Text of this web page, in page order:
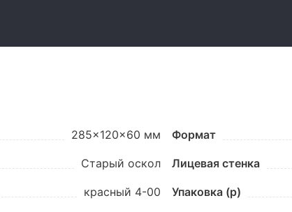
285x120x60 мм
Старый оскол
красный 4-00
Формат
Лицевая стенка
Упаковка (p)